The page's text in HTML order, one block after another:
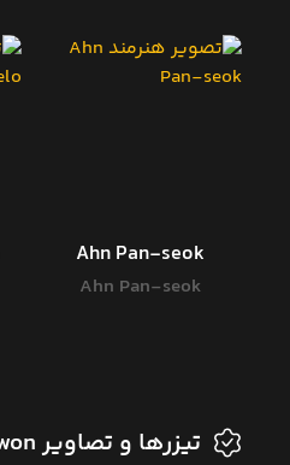
Ahn Pan-seok
Ahn Pan-seok
تیزرها و تصاویر The Midnight Romance in Hagwon